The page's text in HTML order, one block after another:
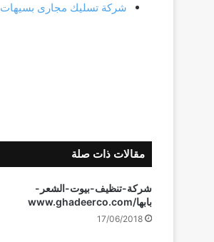
شركة تسليك مجارى بسيهات
مقالات ذات صلة
شركة-تنظيف-بيوت-الشعر-
بابها/www.ghadeerco.com
17/06/2018